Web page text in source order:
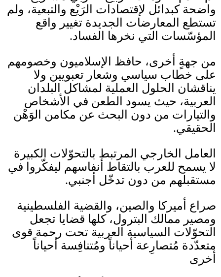
واضحة كبدائل لإقتصادات الرَيْع والتبعية، ولم
تستطع المعارضات الجديدة تغيير واقع
المؤسّسات التي نخرها الفساد.
من جهةٍ أخرى، حافظ الإسلاميون وخصومهم
على خطاب سياسي وشعار تعبويين ولا
يناقشان الحلول العملية لمشاكل البلدان
العربية، حيث يسود الطعن في الأشخاص
والتيارات من دون البحث عن مكامن الوَهْن
الحقيقي.
العامل الخارجي المرتبط بالتحوّلات الكبيرة
لا يسمح للعرب بالتقاط أنفاسهم ليفكّروا في
مستقبلهم من دون تدخّل أجنبي.
صراع أميركا والصين، والقضية الفلسطينية
ومصير ممالك البترول، كلها قضايا تجعل
التحوّلات السياسية العربية تحت رحمة قوى
متعدّدة مُتصارِعة أحياناً ومُتنافِسة أحياناً
أخرى